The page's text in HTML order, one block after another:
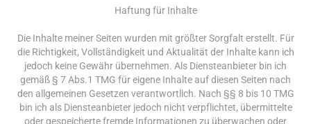
Haftung für Inhalte
Die Inhalte meiner Seiten wurden mit größter Sorgfalt erstellt. Für
die Richtigkeit, Vollständigkeit und Aktualität der Inhalte kann ich
jedoch keine Gewähr übernehmen. Als Diensteanbieter bin ich
gemäß § 7 Abs.1 TMG für eigene Inhalte auf diesen Seiten nach
den allgemeinen Gesetzen verantwortlich. Nach §§ 8 bis 10 TMG
bin ich als Diensteanbieter jedoch nicht verpflichtet, übermittelte
oder gespeicherte fremde Informationen zu überwachen oder